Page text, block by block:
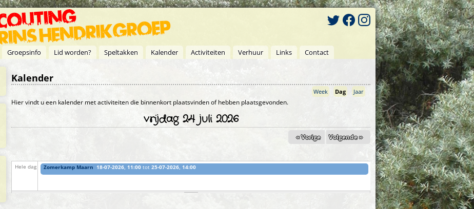
Groepsinfo Lid worden? Speltakken Kalender Activiteiten Verhuur Links Contact
Kalender
Primaire tabs
Week Dag (actieve tabblad)
Jaar
Hier vindt u een kalender met activiteiten die binnenkort plaatsvinden of hebben plaatsgevonden.
vrijdag 24 juli 2026
« Vorige Volgende »
Hele dag Zomerkamp Maarn 18-07-2026, 11:00tot 25-07-2026, 14:00